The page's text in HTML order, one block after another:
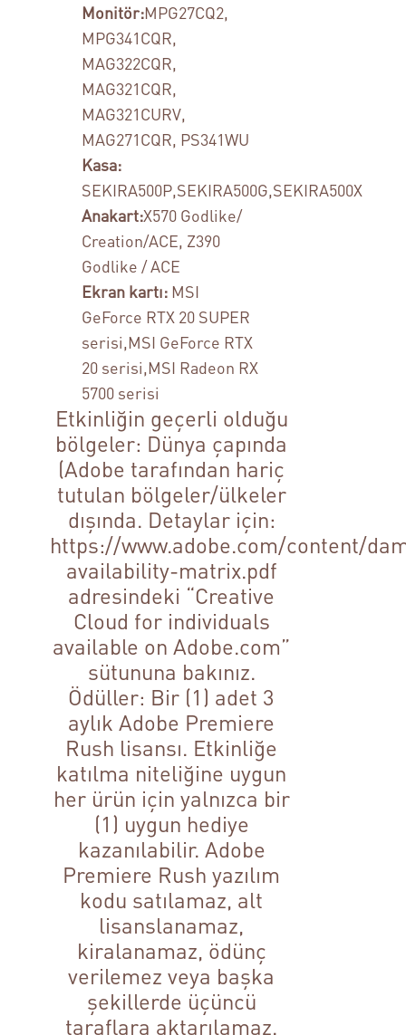
Monitör:MPG27CQ2,
MPG341CQR,
MAG322CQR,
MAG321CQR,
MAG321CURV,
MAG271CQR, PS341WU
Kasa:
SEKIRA500P,SEKIRA500G,SEKIRA500X
Anakart:X570 Godlike/
Creation/ACE, Z390
Godlike / ACE
Ekran kartı: MSI
GeForce RTX 20 SUPER
serisi,MSI GeForce RTX
20 serisi,MSI Radeon RX
5700 serisi
Etkinliğin geçerli olduğu
bölgeler: Dünya çapında
(Adobe tarafından hariç
tutulan bölgeler/ülkeler
dışında. Detaylar için:
https://www.adobe.com/content/
availability-matrix.pdf
adresindeki “Creative
Cloud for individuals
available on Adobe.com”
sütununa bakınız.
Ödüller: Bir (1) adet 3
aylık Adobe Premiere
Rush lisansı. Etkinliğe
katılma niteliğine uygun
her ürün için yalnızca bir
(1) uygun hediye
kazanılabilir. Adobe
Premiere Rush yazılım
kodu satılamaz, alt
lisanslanamaz,
kiralanamaz, ödünç
verilemez veya başka
şekillerde üçüncü
taraflara aktarılamaz.